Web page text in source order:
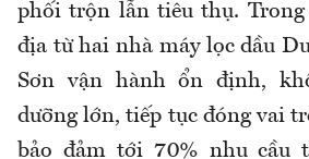
phối trộn lẫn tiêu thụ. Trong
địa từ hai nhà máy lọc dầu
Sơn vận hành ổn định,
dưỡng lớn, tiếp tục đóng vai
bảo đảm tới 70% nhu cầu